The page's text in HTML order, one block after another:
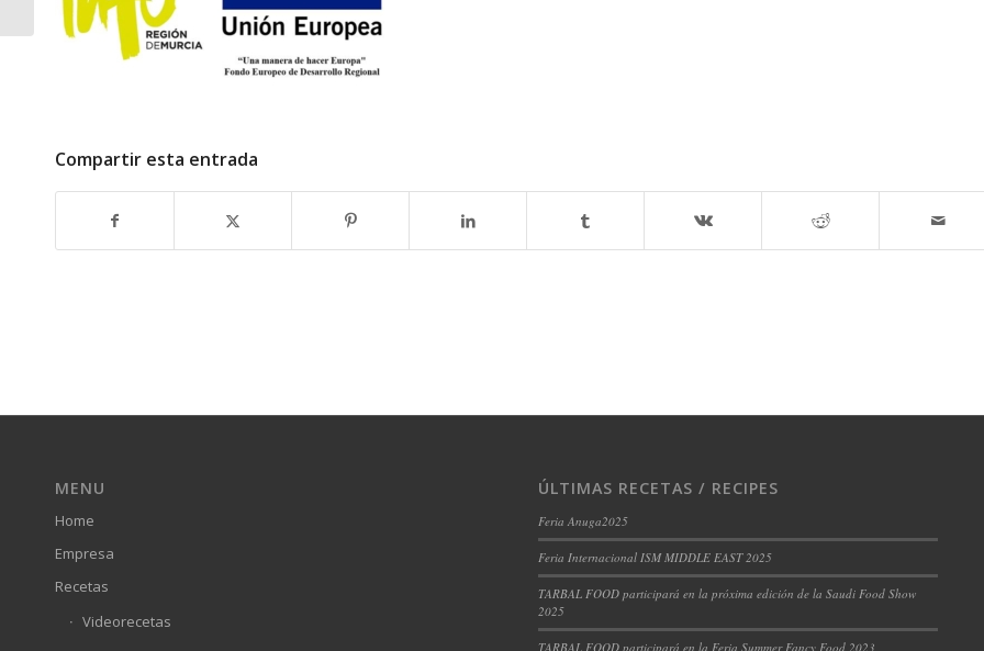
Compartir esta entrada
MENU
Home
Empresa
Recetas
Videorecetas
ÚLTIMAS RECETAS / RECIPES
Feria Anuga2025
Feria Internacional ISM MIDDLE EAST 2025
TARBAL FOOD participará en la próxima edición de la Saudi Food Show
2025
TARBAL FOOD participará en la Feria Summer Fancy Food 2023
2024